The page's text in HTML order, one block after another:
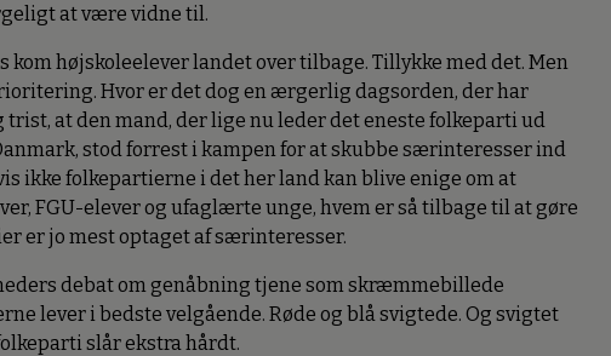
at være vidne til.
kom højskoleelever landet over tilbage. Tillykke med det. Men
Hvor er det dog en ærgerlig dagsorden, der har
trist, at den mand, der lige nu leder det eneste folkeparti ud
stod forrest i kampen for at skubbe særinteresser ind
ikke folkepartierne i det her land kan blive enige om at
FGU-elever og ufaglærte unge, hvem er så tilbage til at gøre
er jo mest optaget af særinteresser.
debat om genåbning tjene som skræmmebillede
lever i bedste velgående. Røde og blå svigtede. Og svigtet
slår ekstra hårdt.